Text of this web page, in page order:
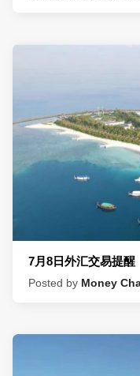
7月8日外汇交易提醒
Posted by Money